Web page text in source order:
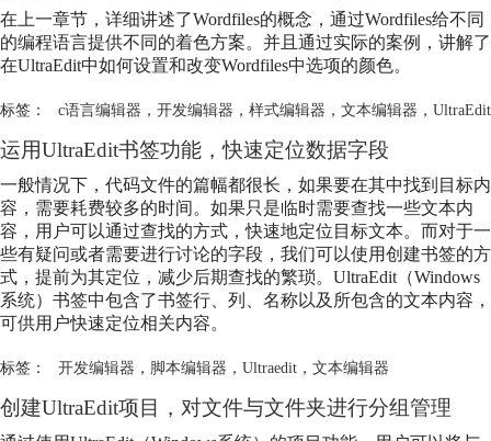
在上一章节，详细讲述了Wordfiles的概念，通过Wordfiles给不同
的编程语言提供不同的着色方案。并且通过实际的案例，讲解了
在UltraEdit中如何设置和改变Wordfiles中选项的颜色。
标签： c语言编辑器 ， 开发编辑器 ， 样式编辑器 ， 文本编辑器 ， UltraEdit
运用UltraEdit书签功能，快速定位数据字段
一般情况下，代码文件的篇幅都很长，如果要在其中找到目标内
容，需要耗费较多的时间。如果只是临时需要查找一些文本内
容，用户可以通过查找的方式，快速地定位目标文本。而对于一
些有疑问或者需要进行讨论的字段，我们可以使用创建书签的方
式，提前为其定位，减少后期查找的繁琐。UltraEdit（Windows
系统）书签中包含了书签行、列、名称以及所包含的文本内容，
可供用户快速定位相关内容。
标签： 开发编辑器 ， 脚本编辑器 ， Ultraedit， 文本编辑器
创建UltraEdit项目，对文件与文件夹进行分组管理